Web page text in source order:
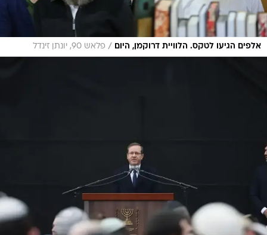
אלפים הגיעו לטקס. הלוויית דרוקמן, היום / פלאש 90, יונתן זינדל